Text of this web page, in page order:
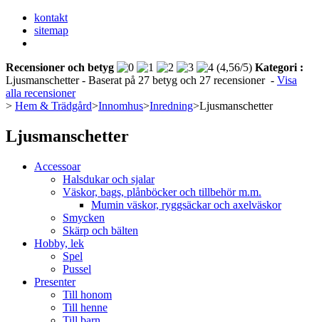
kontakt
sitemap
Recensioner och betyg (4,56/5) Kategori :
Ljusmanschetter- Baserat på 27 betyg och 27 recensioner - Visa
alla recensioner
> Hem & Trädgård>Innomhus>Inredning>Ljusmanschetter
Ljusmanschetter
Accessoar
Halsdukar och sjalar
Väskor, bags, plånböcker och tillbehör m.m.
Mumin väskor, ryggsäckar och axelväskor
Smycken
Skärp och bälten
Hobby, lek
Spel
Pussel
Presenter
Till honom
Till henne